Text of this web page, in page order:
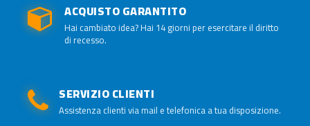
ACQUISTO GARANTITO
Hai cambiato idea? Hai 14 giorni per esercitare il diritto
di recesso.
SERVIZIO CLIENTI
Assistenza clienti via mail e telefonica a tua disposizione.